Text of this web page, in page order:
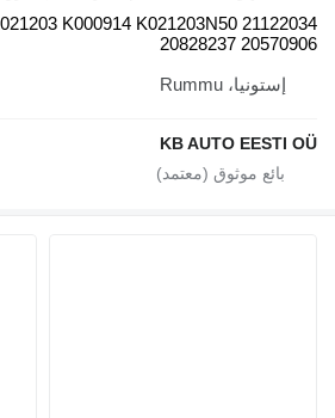
K021203 K000914 K021203N50
20828237
إستونيا، Rummu
KB AUTO EESTI